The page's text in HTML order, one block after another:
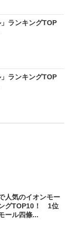
ランキングTOP
ランキングTOP
人気のイオンモー
グTOP10！ 1位
ール四條...